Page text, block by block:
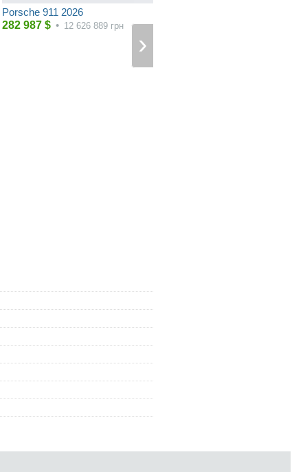
Porsche 911 2026
282 987 $ • 12 626 889 грн